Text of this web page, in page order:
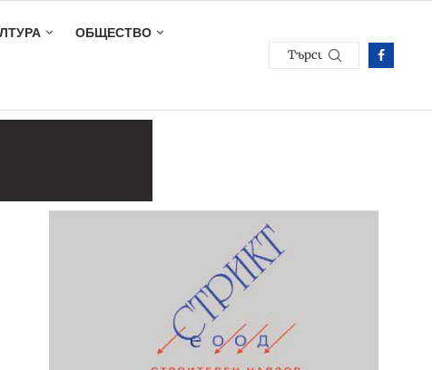
ОБЩЕСТВО